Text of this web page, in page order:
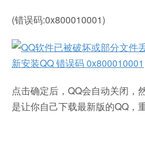
(错误码:0x800010001)
点击确定后，QQ会自动关闭，
是让你自己下载最新版的QQ，